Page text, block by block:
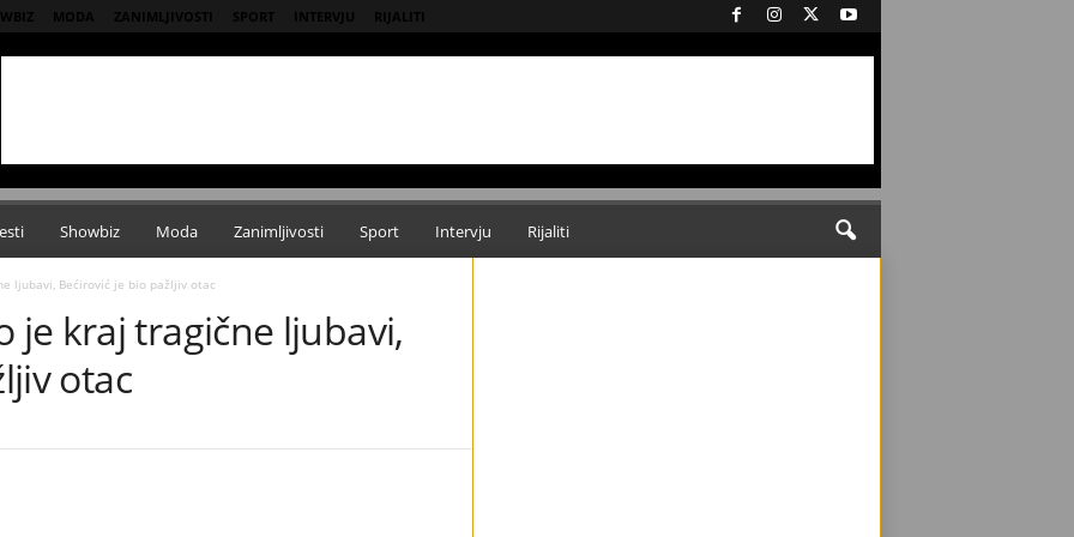
MODA ZANIMLJIVOSTI SPORT INTERVJU RIJALITI
Showbiz Moda Zanimljivosti Sport Intervju Rijaliti
ljubavi, Bećirović je bio pažljiv otac
je kraj tragične ljubavi,
otac